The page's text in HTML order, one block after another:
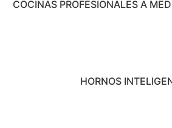
COCINAS PROFESIONALES A
HORNOS